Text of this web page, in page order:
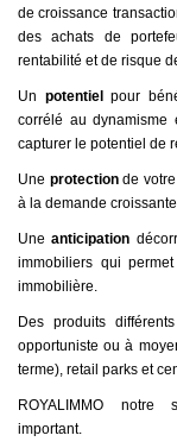
de croissance
des achats de
rentabilité et de risque
Un potentiel
pour
corrélé au dynamisme
capturer le potentiel de
Une protectionde
à la demande
Uneanticipation
immobiliers qui
immobilière.
Des produits
opportuniste ou à
terme), retail parks et
ROYALIMMO notre
important.